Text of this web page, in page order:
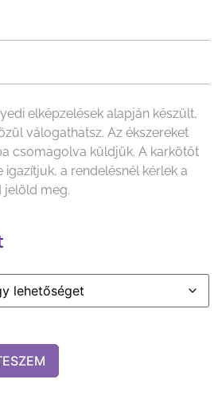
elképzelések alapján készült,
válogathatsz. Az ékszereket
csomagolva küldjük. A karkötőt
a rendelésnél kérlek a
jelöld meg.